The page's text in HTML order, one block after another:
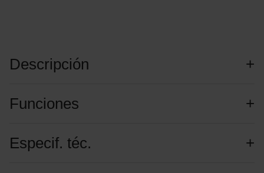
Descripción
Funciones
Especif. téc.